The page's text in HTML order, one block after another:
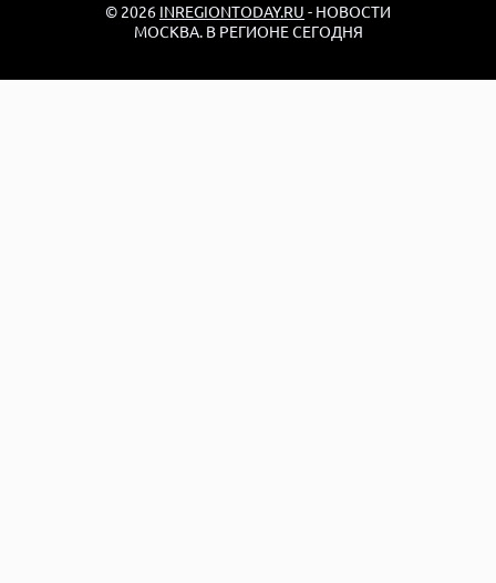
© 2026 INREGIONTODAY.RU - НОВОСТИ
МОСКВА. В РЕГИОНЕ СЕГОДНЯ